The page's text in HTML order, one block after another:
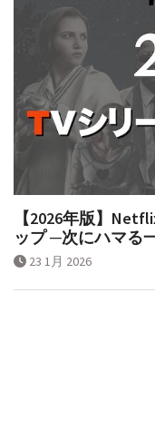
【2026年版】
ップ ─次にハマる
23 1月 2026